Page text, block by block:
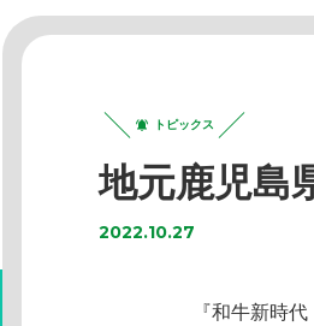
トピックス
地元鹿児島
2022.10.27
『和牛新時代